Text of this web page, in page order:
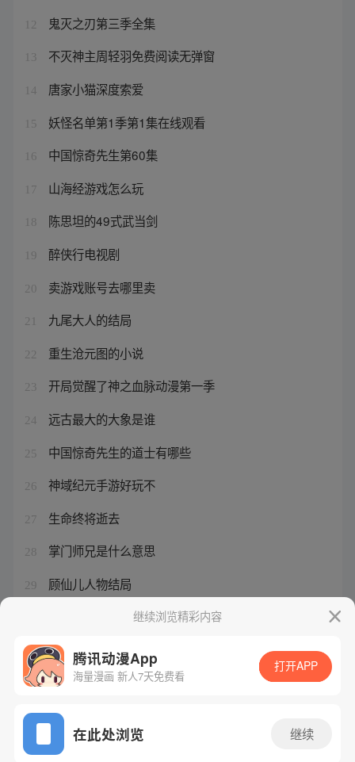
12 鬼灭之刃第三季全集
13 不灭神主周轻羽免费阅读无弹窗
14 唐家小猫深度索爱
15 妖怪名单第1季第1集在线观看
16 中国惊奇先生第60集
17 山海经游戏怎么玩
18 陈思坦的49式武当剑
19 醉侠行电视剧
20 卖游戏账号去哪里卖
21 九尾大人的结局
22 重生沧元图的小说
23 开局觉醒了神之血脉动漫第一季
24 远古最大的大象是谁
25 中国惊奇先生的道士有哪些
26 神域纪元手游好玩不
27 生命终将逝去
28 掌门师兄是什么意思
29 顾仙儿人物结局
差点失去生命的句子继续浏览精彩内容
腾讯动漫App
海量漫画 新人7天免费看
打开APP
在此处浏览 继续
网站备案/许可证号：粤B2-20090059-5
Copyright©1998 - 2026 Tencent. All Rights Reserved